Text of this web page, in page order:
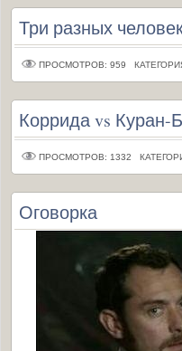
Три разных
ПРОСМОТРОВ: 959
Коррида vs Куран-
ПРОСМОТРОВ: 1332
Оговорка